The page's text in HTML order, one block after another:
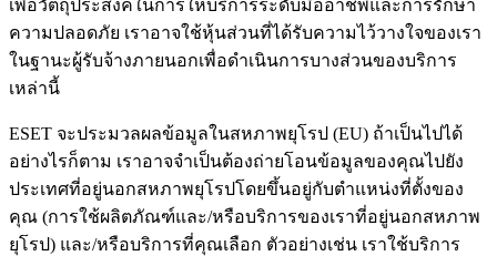
เพื่อวัตถุประสงค์ในการให้บริการระดับมืออาชีพและการรักษา
ความปลอดภัย เราอาจใช้หุ้นส่วนที่ได้รับความไว้วางใจของเรา
ในฐานะผู้รับจ้างภายนอกเพื่อดําเนินการบางส่วนของบริการ
เหล่านี้
ESET จะประมวลผลข้อมูลในสหภาพยุโรป (EU) ถ้าเป็นไปได้
อย่างไรก็ตาม เราอาจจำเป็นต้องถ่ายโอนข้อมูลของคุณไปยัง
ประเทศที่อยู่นอกสหภาพยุโรปโดยขึ้นอยู่กับตำแหน่งที่ตั้งของ
คุณ (การใช้ผลิตภัณฑ์และ/หรือบริการของเราที่อยู่นอกสหภาพ
ยุโรป) และ/หรือบริการที่คุณเลือก ตัวอย่างเช่น เราใช้บริการ